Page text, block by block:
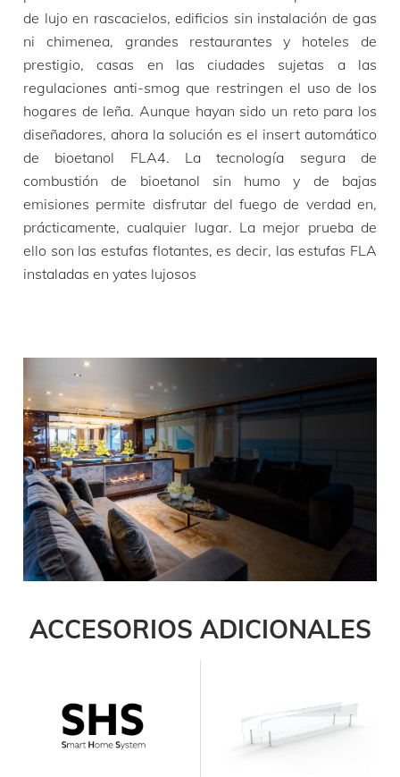
de lujo en rascacielos, edificios sin instalación de gas
ni chimenea, grandes restaurantes y hoteles de
prestigio, casas en las ciudades sujetas a las
regulaciones anti-smog que restringen el uso de los
hogares de leña. Aunque hayan sido un reto para los
diseñadores, ahora la solución es el insert automático
de bioetanol FLA4. La tecnología segura de
combustión de bioetanol sin humo y de bajas
emisiones permite disfrutar del fuego de verdad en,
prácticamente, cualquier lugar. La mejor prueba de
ello son las estufas flotantes, es decir, las estufas FLA
instaladas en yates lujosos
ACCESORIOS ADICIONALES